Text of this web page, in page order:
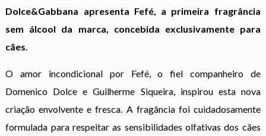
Dolce&Gabbana apresenta Fefé, a primeira fragrância
sem álcool da marca, concebida exclusivamente para
cães.
O amor incondicional por Fefé, o fiel companheiro de
Domenico Dolce e Guilherme Siqueira, inspirou esta nova
criação envolvente e fresca. A fragância foi cuidadosamente
formulada para respeitar as sensibilidades olfativas dos cães